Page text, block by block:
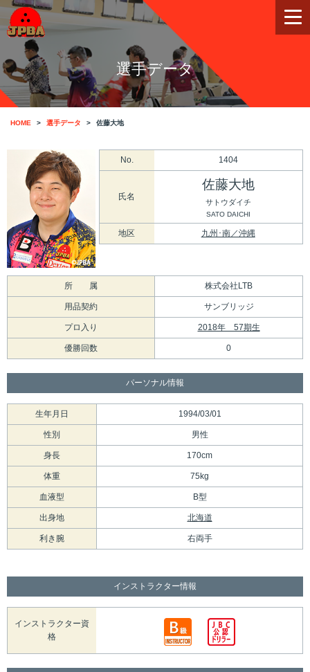
選手データ
HOME 選手データ 佐藤大地
No. 1404
氏名
佐藤大地
サトウダイチ
SATO DAICHI
地区 九州･南／沖縄
所 属 株式会社LTB
用品契約 サンブリッジ
プロ入り 2018年 57期生
優勝回数 0
パーソナル情報
生年月日 1994/03/01
性別 男性
身長 170cm
体重 75kg
血液型 B型
出身地 北海道
利き腕 右両手
インストラクター情報
インストラクター資
格